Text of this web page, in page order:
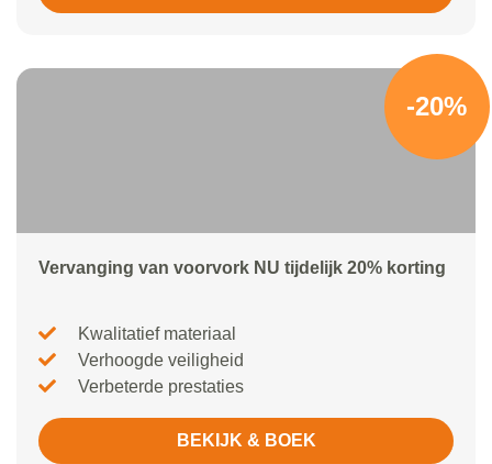
-20%
Vervanging van voorvork NU tijdelijk 20% korting
Kwalitatief materiaal
Verhoogde veiligheid
Verbeterde prestaties
BEKIJK & BOEK